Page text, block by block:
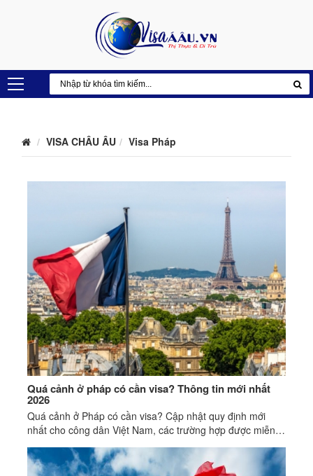
VISA CHÂU ÂU Visa Pháp
Quá cảnh ở pháp có cần visa? Thông tin mới nhất
2026
Quá cảnh ở Pháp có cần visa? Cập nhật quy định mới
nhất cho công dân Việt Nam, các trường hợp được miễn